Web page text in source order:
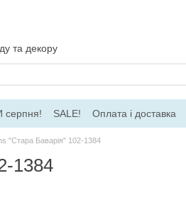
та декору
SALE! Оплата і доставка
ПО Для гуртових замовлень
"Стара Баварія" 102-1384
1384